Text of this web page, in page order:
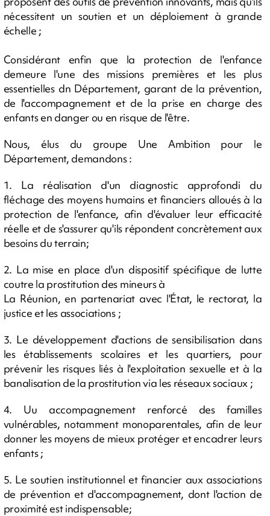
nécessitent un soutien et un déploiement à grande
échelle ;
Considérant enfin que la protection de l'enfance
demeure l'une des missions premières et les plus
essentielles dn Département, garant de la prévention,
de l'accompagnement et de la prise en charge des
enfants en danger ou en risque de l'être.
Nous, élus du groupe Une Ambition pour le
Département, demandons :
1. La réalisation d'un diagnostic approfondi du
fléchage des moyens humains et financiers alloués à la
protection de l'enfance, afin d'évaluer leur efficacité
réelle et de s'assurer qu'ils répondent concrètement aux
besoins du terrain;
2. La mise en place d'un dispositif spécifique de lutte
coutre la prostitution des mineurs à
La Réunion, en partenariat avec l'État, le rectorat, la
justice et les associations ;
3. Le développement d'actions de sensibilisation dans
les établissements scolaires et les quartiers, pour
prévenir les risques liés à l'exploitation sexuelle et à la
banalisation de la prostitution via les réseaux sociaux ;
4. Uu accompagnement renforcé des familles
vulnérables, notamment monoparentales, afin de leur
donner les moyens de mieux protéger et encadrer leurs
enfants ;
5. Le soutien institutionnel et financier aux associations
de prévention et d'accompagnement, dont l'action de
proximité est indispensable;